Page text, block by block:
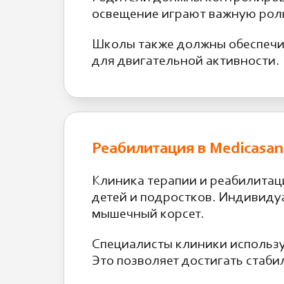
освещение играют важную
Школы также должны
для двигательной активности.
Реабилитация в
Клиника терапии и
детей и подростков.
мышечный корсет.
Специалисты клиники
Это позволяет достигать